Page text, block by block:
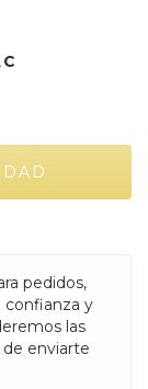
pedidos,
confianza y
las
enviarte